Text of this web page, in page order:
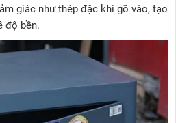
giác như thép đặc khi gõ vào, tạo
độ bền.